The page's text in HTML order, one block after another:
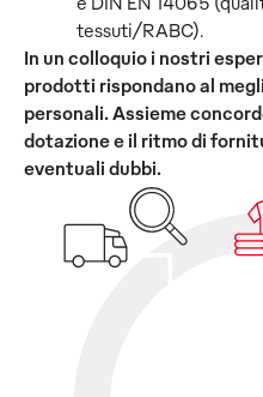
tessuti/RABC).
In un colloquio i nostri
prodotti rispondano al
personali. Assieme
dotazione e il ritmo di
eventuali dubbi.